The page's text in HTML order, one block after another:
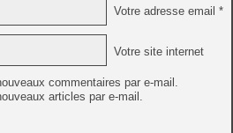
Votre adresse email *
Votre site internet
commentaires par e-mail.
articles par e-mail.